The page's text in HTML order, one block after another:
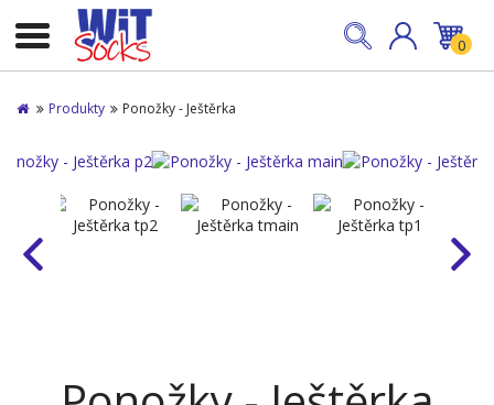
0
Produkty Ponožky - Ještěrka